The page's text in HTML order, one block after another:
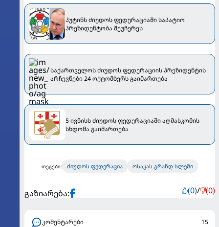
პუტინს ძიუდოს ფედერაციაში საპატიო
პრეზიდენტობა შეუჩერეს
საქართველოს ძიუდოს ფედერაციის პრეზიდენტის
არჩევნები 24 ოქტომბერს გაიმართება
5 ივნისს ძიუდოს ფედერაციაში აღმასკომის
სხდომა გაიმართება
თეგები: ძიუდოს ფედერაცია ოსაკას გრანდ სლემი
გაზიარება: (0)/ (0)
კომენტარები 15